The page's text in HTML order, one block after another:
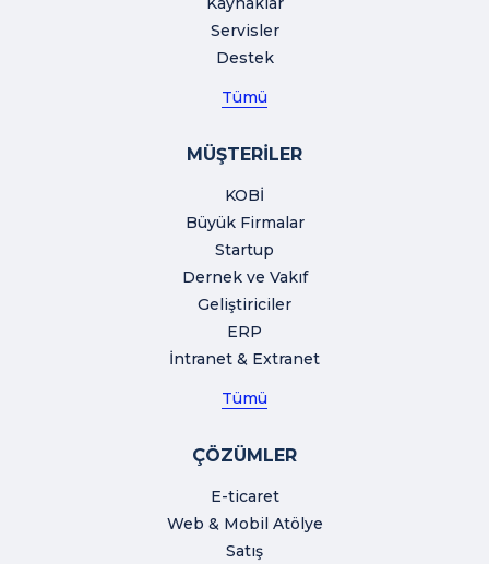
Servisler
Destek
Tümü
MÜŞTERİLER
KOBİ
Büyük Firmalar
Startup
Dernek ve Vakıf
Geliştiriciler
ERP
İntranet & Extranet
Tümü
ÇÖZÜMLER
E-ticaret
Web & Mobil Atölye
Satış